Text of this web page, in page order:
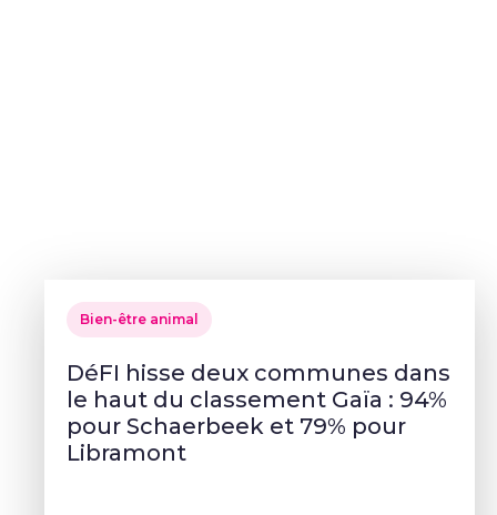
Bien-être animal
DéFI hisse deux communes dans
le haut du classement Gaïa : 94%
pour Schaerbeek et 79% pour
Libramont